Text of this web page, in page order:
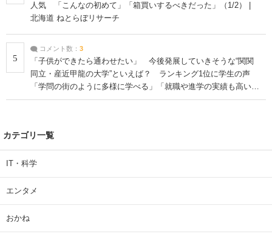
人気 「こんなの初めて」「箱買いするべきだった」（1/2） |
北海道 ねとらぼリサーチ
5
コメント数： 3
「子供ができたら通わせたい」 今後発展していきそうな“関関
同立・産近甲龍の大学”といえば？ ランキング1位に学生の声
「学問の街のように多様に学べる」「就職や進学の実績も高い」
| 大学 ねとらぼリサーチ
カテゴリ一覧
IT・科学
エンタメ
おかね